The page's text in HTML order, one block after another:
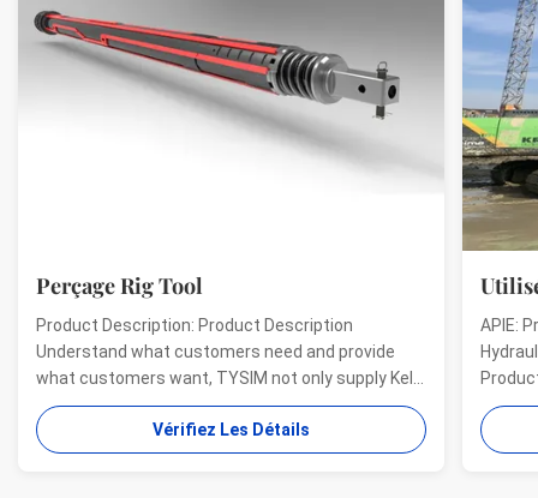
Perçage Rig Tool
Product Description: Product Description
Understand what customers need and provide
what customers want, TYSIM not only supply Kelly
bars for drill rigs of world’s top brands, but also
provide one-stop solution for the world foundation
construction users. While providing customized
Vérifiez Les Détails
APIE:
Product
offer a
needs of